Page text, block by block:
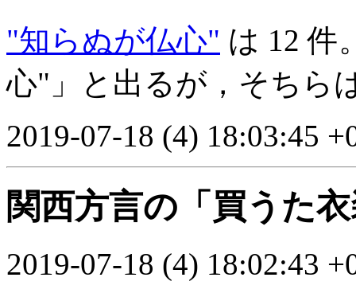
"知らぬが仏心" は 12 件
心"」と出るが，そちら
2019-07-18 (4) 18:03:45
関西方言の「買うた
2019-07-18 (4) 18:02:43